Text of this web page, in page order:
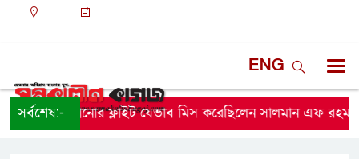
ENG
সর্বশেষ:-
সঙ্গে পালানোর ফ্লাইট যেভাব মিস করেছিলেন সালমান এফ রহমান